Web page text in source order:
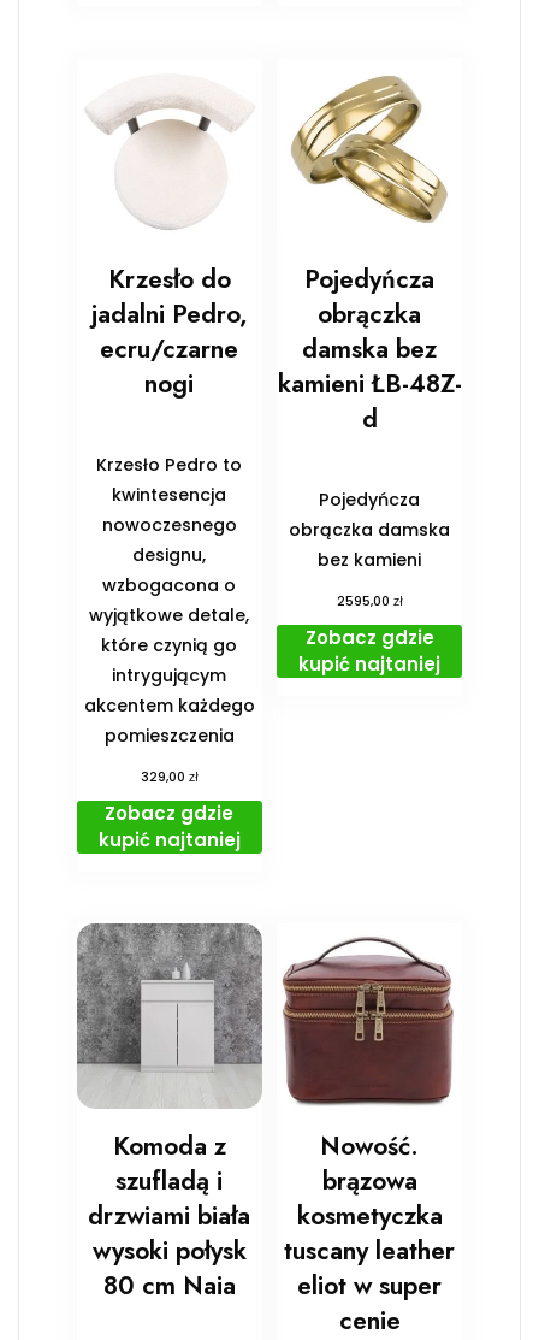
Krzesło do
jadalni Pedro,
ecru/czarne
nogi
Krzesło Pedro to
kwintesencja
nowoczesnego
designu,
wzbogacona o
wyjątkowe detale,
które czynią go
intrygującym
akcentem każdego
pomieszczenia
329,00 zł
Zobacz gdzie
kupić najtaniej
Pojedyńcza
obrączka
damska bez
kamieni ŁB-48Z-
d
Pojedyńcza
obrączka damska
bez kamieni
2595,00 zł
Zobacz gdzie
kupić najtaniej
Komoda z
szufladą i
drzwiami biała
wysoki połysk
80 cm Naia
Nowość.
brązowa
kosmetyczka
tuscany leather
eliot w super
cenie